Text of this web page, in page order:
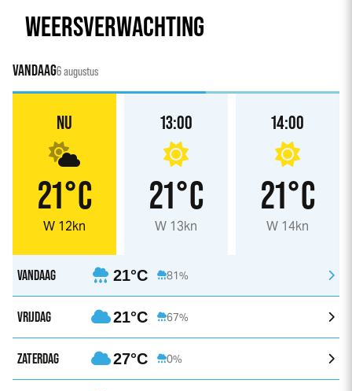
WEERSVERWACHTING
VANDAAG6 augustus
NU
21°C
W 12kn
13:00
21°C
W 13kn
14:00
21°C
W 14kn
VANDAAG 21°C 81%
VRIJDAG 21°C 67%
ZATERDAG 27°C 0%